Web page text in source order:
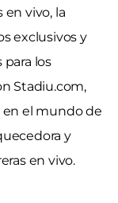
en vivo, la
exclusivos y
los
Stadiu.com,
el mundo de
y
en vivo.